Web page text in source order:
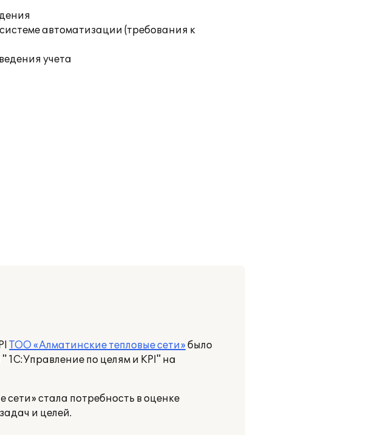
автоматизации (требования к
учета
ТОО «Алматинские тепловые сети» было
" 1С:Управление по целям и KPI" на
стала потребность в оценке
и целей.